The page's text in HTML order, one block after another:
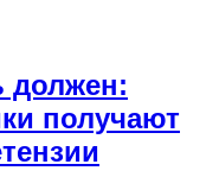
должен:
получают